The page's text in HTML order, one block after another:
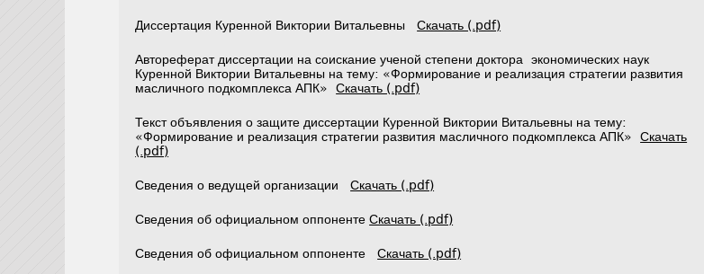
Диссертация Куренной Виктории ВитальевныСкачать (.pdf)
Автореферат диссертации на соискание ученой степени доктора экономических наук
Куренной Виктории Витальевны на тему: «Формирование и реализация стратегии развития
масличного подкомплекса АПК»Скачать (.pdf)
Текст объявления о защите диссертации Куренной Виктории Витальевны на тему:
«Формирование и реализация стратегии развития масличного подкомплекса АПК»Скачать
(.pdf)
Сведения о ведущей организацииСкачать (.pdf)
Сведения об официальном оппонентеСкачать (.pdf)
Сведения об официальном оппонентеСкачать (.pdf)